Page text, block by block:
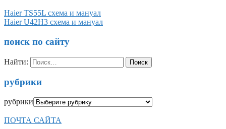
Haier TS55L схема и мануал
Haier U42H3 схема и мануал
поиск по сайту
Найти:
рубрики
рубрики
ПОЧТА САЙТА